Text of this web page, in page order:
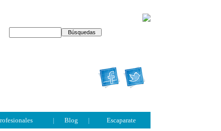
| Blog | Escaparate